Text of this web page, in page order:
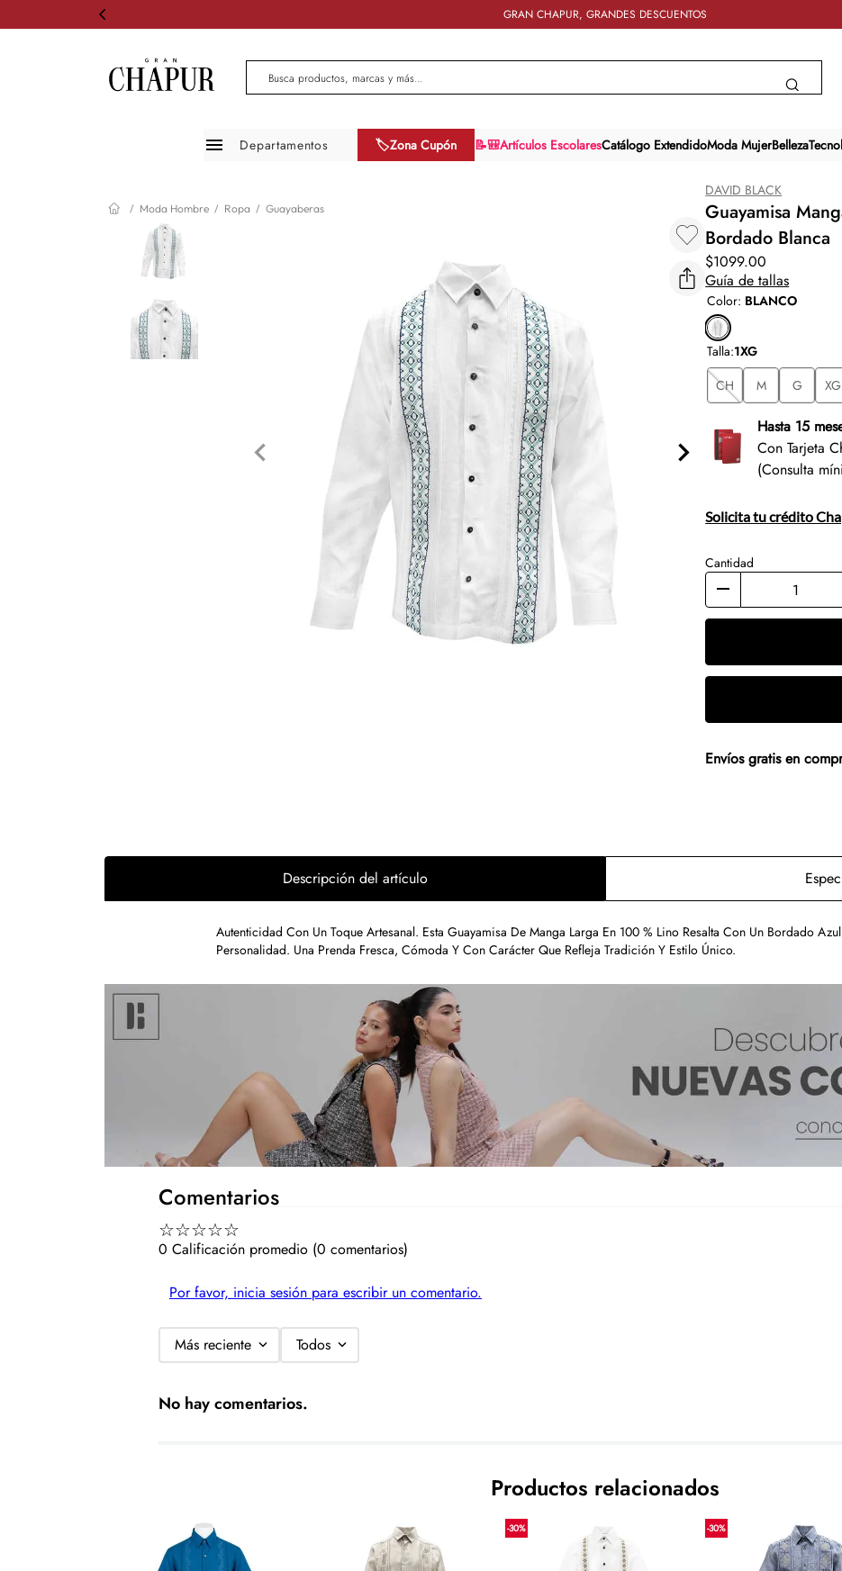
GRAN CHAPUR, GRANDES DESCUENTOS
Busca productos, marcas y más...
Departamentos
Moda hombre
Zapatos
Belleza
🏷️Zona Cupón 📝🎒Artículos EscolaresCatálogo ExtendidoModa MujerBelleza
Moda Hombre Ropa Guayaberas
DAVID BLACK
Guayamisa
Bordado Blanca
$1099.00
Guía de tallas
Color: BLANCO
Talla:1XG
CH
M G XG
Hasta 15
Con Tarjeta
(Consulta
Solicita tu crédito
Cantidad
Envíos gratis en
Descripción del artículo
Autenticidad Con Un Toque Artesanal. Esta Guayamisa De Manga Larga En 100 % Lino Resalta Con Un Bordado
Personalidad. Una Prenda Fresca, Cómoda Y Con Carácter Que Refleja Tradición Y Estilo Único.
Comentarios
☆☆☆☆☆
0 Calificación promedio (0 comentarios)
Por favor, inicia sesión para escribir un comentario.
Más reciente Todos
No hay comentarios.
Productos relacionados
-30% -30%